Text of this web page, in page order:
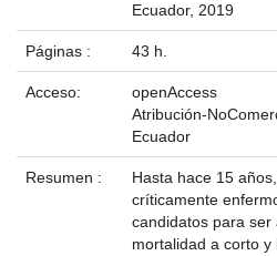
Ecuador, 2019
Páginas : 43 h.
Acceso:
openAccess
Atribución-
Ecuador
Resumen :
Hasta hace 15
críticamente
candidatos para ser
mortalidad a corto y